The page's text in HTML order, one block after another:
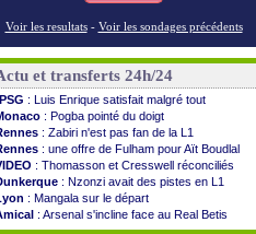
Voir les resultats - Voir les sondages précédents
et transferts 24h/24
PSG : Luis Enrique satisfait malgré tout
: Pogba pointé du doigt
: Zabiri n'est pas fan de la L1
: une offre de Fulham pour Aït Boudlal
: Thomasson et Cresswell réconciliés
: Nzonzi avait des pistes en L1
: Mangala sur le départ
: Arsenal s'incline face au Real Betis
: lourde défaite pour le PSG